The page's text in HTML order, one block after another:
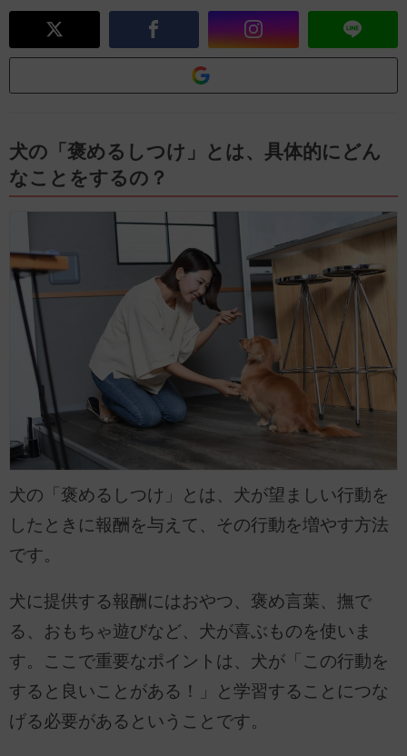
犬の「褒めるしつけ」とは、具体的にどん
なことをするの？
犬の「褒めるしつけ」とは、犬が望ましい行動を
したときに報酬を与えて、その行動を増やす方法
です。
犬に提供する報酬にはおやつ、褒め言葉、撫で
る、おもちゃ遊びなど、犬が喜ぶものを使いま
す。ここで重要なポイントは、犬が「この行動を
すると良いことがある！」と学習することにつな
げる必要があるということです。